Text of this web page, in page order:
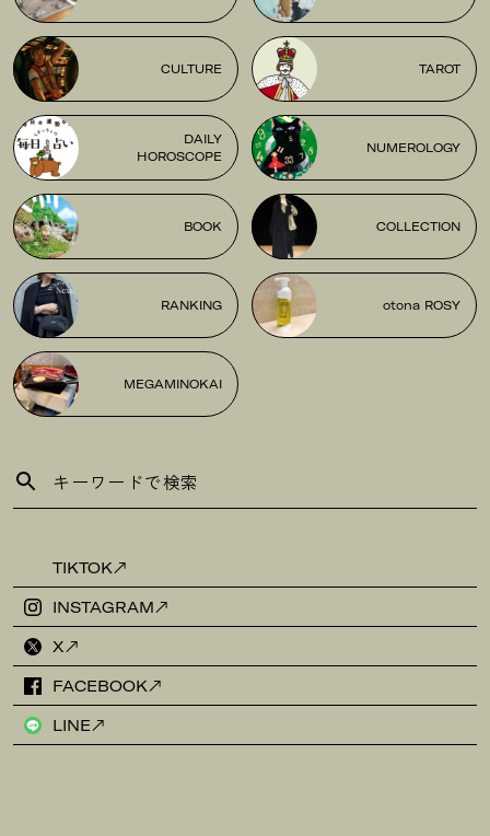
CULTURE TAROT
DAILY
HOROSCOPE
NUMEROLOGY
BOOK COLLECTION
RANKING otona ROSY
MEGAMINOKAI
TIKTOK
INSTAGRAM
X
FACEBOOK
LINE